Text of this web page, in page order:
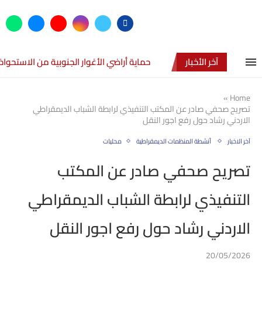
آخر الأخبار حماية أراضي الأغوار الجنوبية من
Home
»
تصريح صحفي صادر عن المكتب التنفيذي لرابطة الشباب الديمقراطي
الاردني رشاد حول رفع اجور النقل
آخر الاخبار أنشطة المنظمات الديمقراطية محليات
تصريح صحفي صادر عن المكتب
التنفيذي لرابطة الشباب الديمقراطي
الاردني رشاد حول رفع اجور النقل
20/05/2026